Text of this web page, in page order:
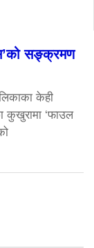
सङ्क्रमण
केही
कुखुरामा ‘फाउल